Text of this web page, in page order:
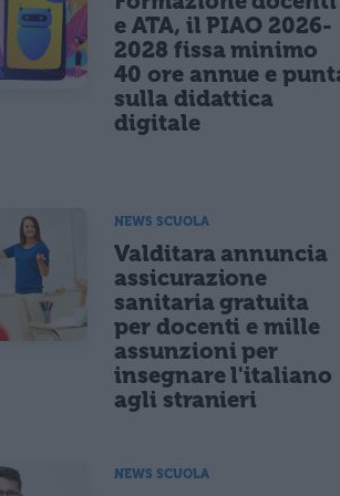
e ATA, il PIAO 2026-
2028 fissa minimo
40 ore annue e
sulla didattica
digitale
NEWS SCUOLA
Valditara annuncia
assicurazione
sanitaria gratuita
per docenti e mille
assunzioni per
insegnare l'italiano
agli stranieri
NEWS SCUOLA